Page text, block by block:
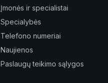
Įmonės ir specialistai
Specialybės
Telefono numeriai
Naujienos
Paslaugų teikimo sąlygos